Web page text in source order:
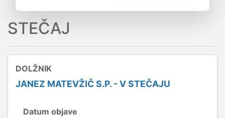
STEČAJ
DOLŽNIK
JANEZ MATEVŽIČ S.P. - V STEČAJU
Datum objave